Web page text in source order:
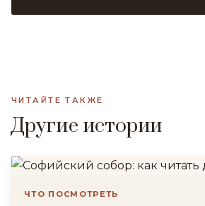
ЧИТАЙТЕ ТАКЖЕ
Другие истории
ЧТО ПОСМОТРЕТЬ